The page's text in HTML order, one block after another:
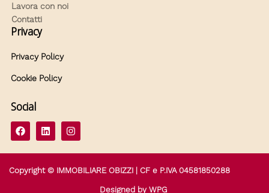
Lavora con noi
Contatti
Privacy
Privacy Policy
Cookie Policy
Social
Copyright © IMMOBILIARE OBIZZI | CF e P.IVA 04581850288
Designed byWPG